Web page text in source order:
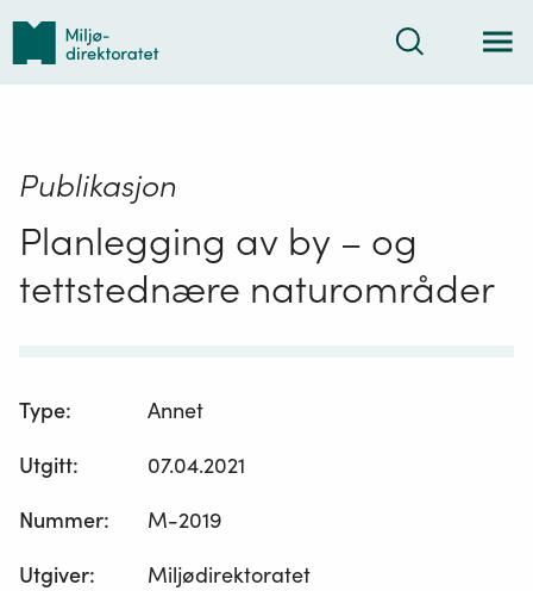
Tilbake
forsiden
Søk
Publikasjon
Planlegging av by – og
tettstednære naturområder
Type:
Annet
Utgitt:
07.04.2021
Nummer:
M-2019
Utgiver:
Miljødirektoratet